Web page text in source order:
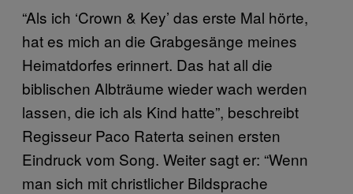
“Als ich ‘Crown & Key’ das erste Mal hörte,
hat es mich an die Grabgesänge meines
Heimatdorfes erinnert. Das hat all die
biblischen Albträume wieder wach werden
lassen, die ich als Kind hatte”, beschreibt
Regisseur Paco Raterta seinen ersten
Eindruck vom Song. Weiter sagt er: “Wenn
man sich mit christlicher Bildsprache